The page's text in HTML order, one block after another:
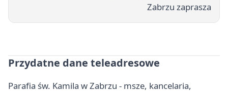
Zabrzu zaprasza
Przydatne dane teleadresowe
Parafia św. Kamila w Zabrzu - msze, kancelaria,